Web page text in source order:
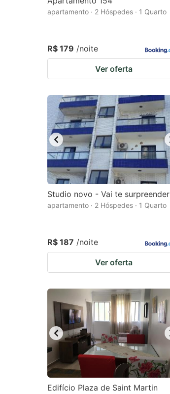
apartamento · 2 Hóspedes · 1 Quarto
R$ 179 /noite
Ver oferta
Studio novo - Vai te surpreender
apartamento · 2 Hóspedes · 1 Quarto
R$ 187 /noite
Ver oferta
Edifício Plaza de Saint Martin